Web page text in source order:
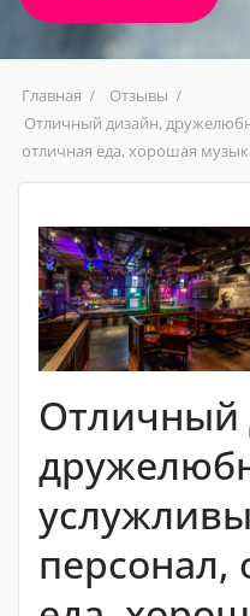
Главная
Отзывы
Отличный дизайн,
отличная еда, хорошая
Отличный
персонал,